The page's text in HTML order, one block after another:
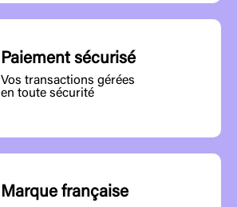
Paiement sécurisé
Vos transactions gérées
en toute sécurité
Marque française